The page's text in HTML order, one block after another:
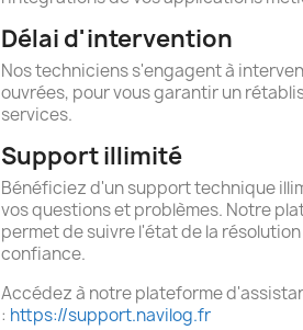
Délai d'intervention
Nos techniciens s'engagent à
ouvrées, pour vous garantir un
services.
Support illimité
Bénéficiez d'un support technique
vos questions et problèmes. Notre
permet de suivre l'état de la
confiance.
Accédez à notre plateforme
: https://support.navilog.fr